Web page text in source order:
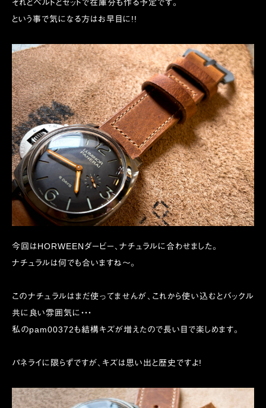
それとベルトとセットで在庫分も作る予定です。
という事で気になる方はお早目に!!
今回はHORWEENダービー、ナチュラルに合わせました。
ナチュラルは何でも合いますね〜。
このナチュラルはまだ使ってませんが、これから使い込むとバックル
共に良い雰囲気に・・・
私のpam00372も結構キズが増えたので長い目で楽しめます。
パネライに限らずですが、キズは思い出と歴史ですよ!